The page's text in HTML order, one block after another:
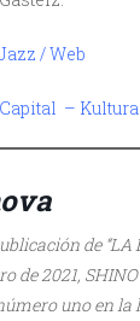
/ Web
–
de “LA
de 2021,
uno en la